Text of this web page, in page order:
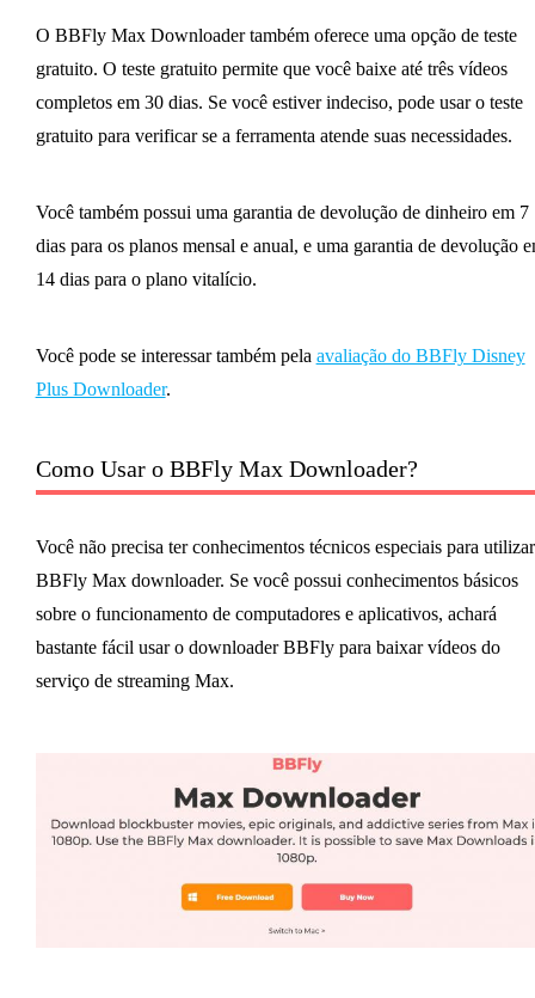
O BBFly Max Downloader também oferece uma opção de teste
gratuito. O teste gratuito permite que você baixe até três vídeos
completos em 30 dias. Se você estiver indeciso, pode usar o teste
gratuito para verificar se a ferramenta atende suas necessidades.
Você também possui uma garantia de devolução de dinheiro em 7
dias para os planos mensal e anual, e uma garantia de devolução
14 dias para o plano vitalício.
Você pode se interessar também pela avaliação do BBFly Disney
Plus Downloader.
Como Usar o BBFly Max Downloader?
Você não precisa ter conhecimentos técnicos especiais para
BBFly Max downloader. Se você possui conhecimentos básicos
sobre o funcionamento de computadores e aplicativos, achará
bastante fácil usar o downloader BBFly para baixar vídeos do
serviço de streaming Max.